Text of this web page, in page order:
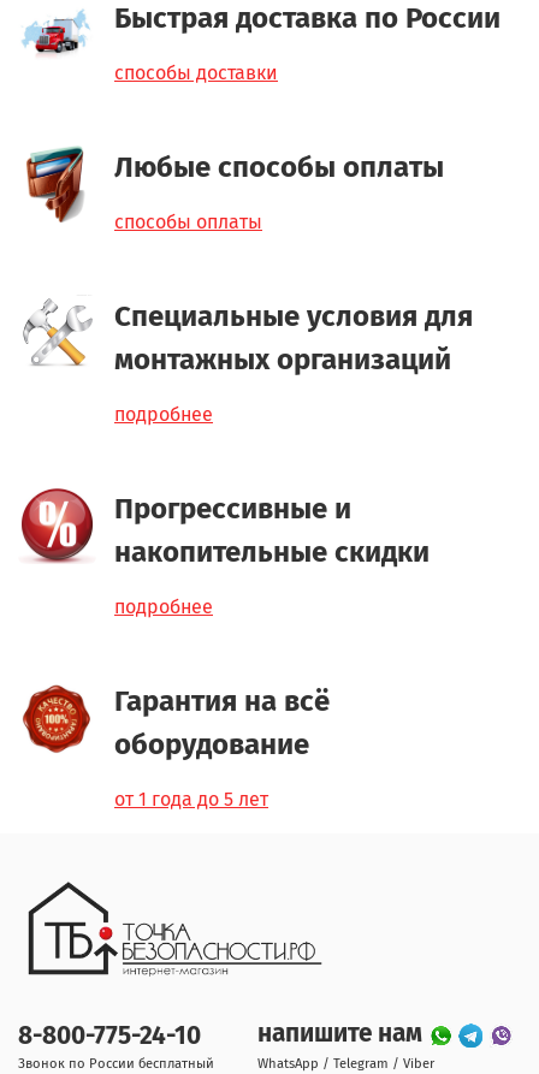
Быстрая доставка по России
способы доставки
Любые способы оплаты
способы оплаты
Специальные условия для
монтажных организаций
подробнее
Прогрессивные и
накопительные скидки
подробнее
Гарантия на всё
оборудование
от 1 года до 5 лет
8-800-775-24-10
Звонок по России бесплатный
напишите нам
WhatsApp / Telegram / Viber